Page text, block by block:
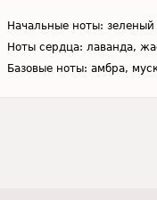
Начальные ноты:
Ноты сердца: лаванда,
Базовые ноты: амбра,